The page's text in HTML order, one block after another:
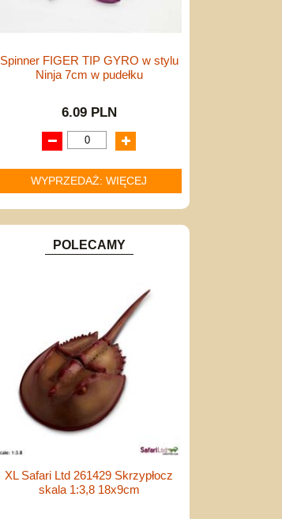
Spinner FIGER TIP GYRO w stylu
Ninja 7cm w pudełku
6.09 PLN
WYPRZEDAŻ: WIĘCEJ
POLECAMY
XL Safari Ltd 261429 Skrzypłocz
skala 1:3,8 18x9cm